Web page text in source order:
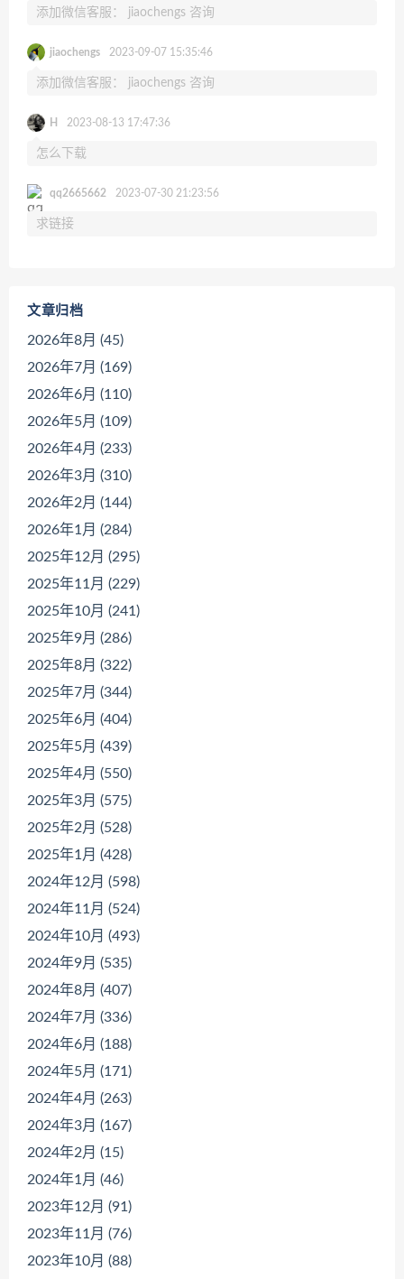
添加微信客服： jiaochengs 咨询
jiaochengs 2023-09-07 15:35:46
添加微信客服： jiaochengs 咨询
H 2023-08-13 17:47:36
怎么下载
qq2665662 2023-07-30 21:23:56
求链接
文章归档
2026年8月 (45)
2026年7月 (169)
2026年6月 (110)
2026年5月 (109)
2026年4月 (233)
2026年3月 (310)
2026年2月 (144)
2026年1月 (284)
2025年12月 (295)
2025年11月 (229)
2025年10月 (241)
2025年9月 (286)
2025年8月 (322)
2025年7月 (344)
2025年6月 (404)
2025年5月 (439)
2025年4月 (550)
2025年3月 (575)
2025年2月 (528)
2025年1月 (428)
2024年12月 (598)
2024年11月 (524)
2024年10月 (493)
2024年9月 (535)
2024年8月 (407)
2024年7月 (336)
2024年6月 (188)
2024年5月 (171)
2024年4月 (263)
2024年3月 (167)
2024年2月 (15)
2024年1月 (46)
2023年12月 (91)
2023年11月 (76)
2023年10月 (88)